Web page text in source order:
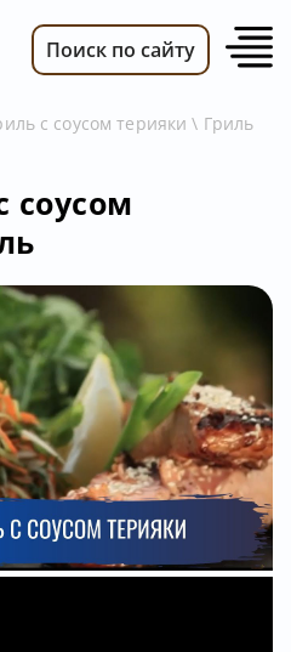
НОВОСТИ
Поиск по сайту
с соусом терияки \ Гриль
соусом